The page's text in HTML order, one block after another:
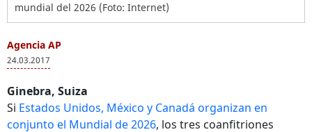
mundial del 2026 (Foto: Internet)
Agencia AP
24.03.2017
Ginebra, Suiza
Si Estados Unidos, México y Canadá organizan en
conjunto el Mundial de 2026, los tres coanfitriones